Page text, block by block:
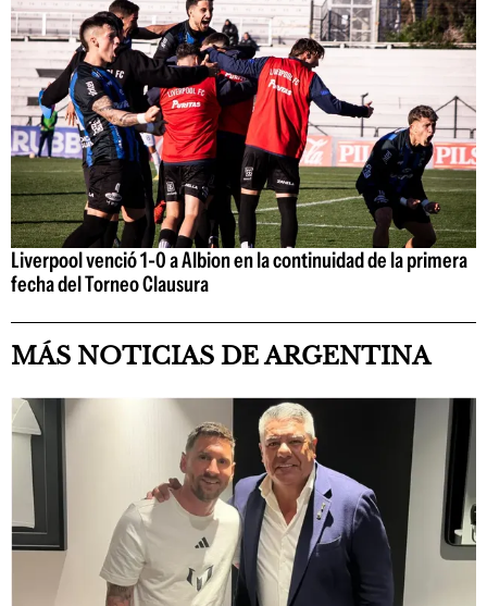
Liverpool venció 1-0 a Albion en la continuidad de la primera
fecha del Torneo Clausura
MÁS NOTICIAS DE ARGENTINA